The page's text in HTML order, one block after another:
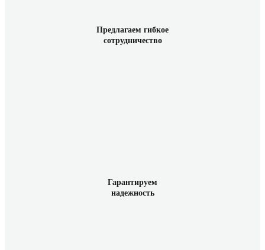
Предлагаем гибкое
сотрудничество
Гарантируем
надежность